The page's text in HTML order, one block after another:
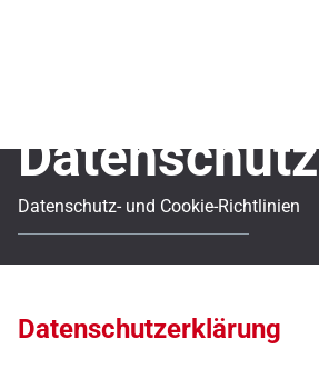
Datenschutz
Datenschutz- und Cookie-Richtlinien
Datenschutzerklärung